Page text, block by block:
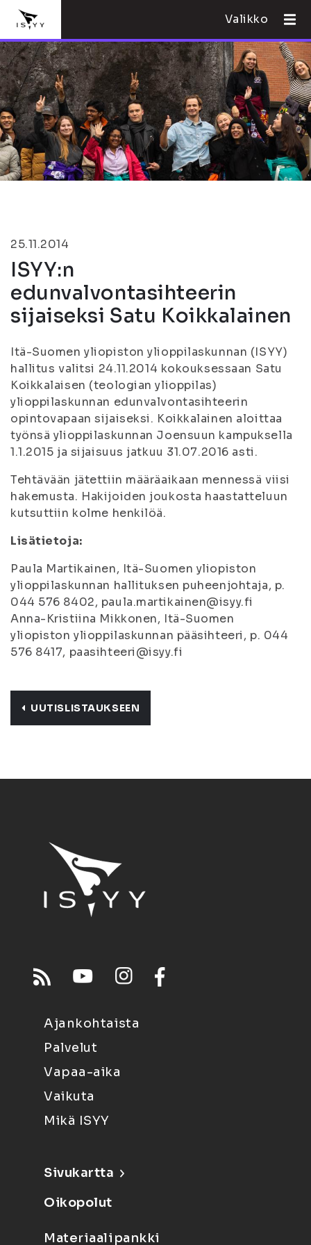
Valikko
25.11.2014
ISYY:n
edunvalvontasihteerin
sijaiseksi Satu Koikkalainen
Itä-Suomen yliopiston ylioppilaskunnan (ISYY)
hallitus valitsi 24.11.2014 kokouksessaan Satu
Koikkalaisen (teologian ylioppilas)
ylioppilaskunnan edunvalvontasihteerin
opintovapaan sijaiseksi. Koikkalainen aloittaa
työnsä ylioppilaskunnan Joensuun kampuksella
1.1.2015 ja sijaisuus jatkuu 31.07.2016 asti.
Tehtävään jätettiin määräaikaan mennessä viisi
hakemusta. Hakijoiden joukosta haastatteluun
kutsuttiin kolme henkilöä.
Lisätietoja:
Paula Martikainen, Itä-Suomen yliopiston
ylioppilaskunnan hallituksen puheenjohtaja, p.
044 576 8402, paula.martikainen@isyy.fi
Anna-Kristiina Mikkonen, Itä-Suomen
yliopiston ylioppilaskunnan pääsihteeri, p. 044
576 8417, paasihteeri@isyy.fi
UUTISLISTAUKSEEN
Ajankohtaista
Palvelut
Vapaa-aika
Vaikuta
Mikä ISYY
Sivukartta
Oikopolut
Materiaalipankki